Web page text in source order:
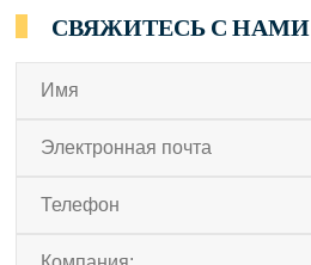
СВЯЖИТЕСЬ С НАМИ